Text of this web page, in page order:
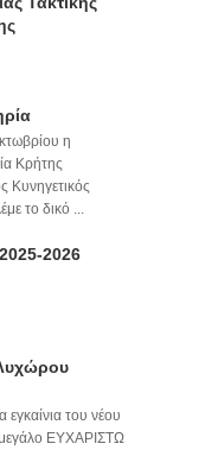
η
Κρήτης
Κυνηγετικός
το δικό ...
2026
του νέου
ΕΥΧΑΡΙΣΤΩ